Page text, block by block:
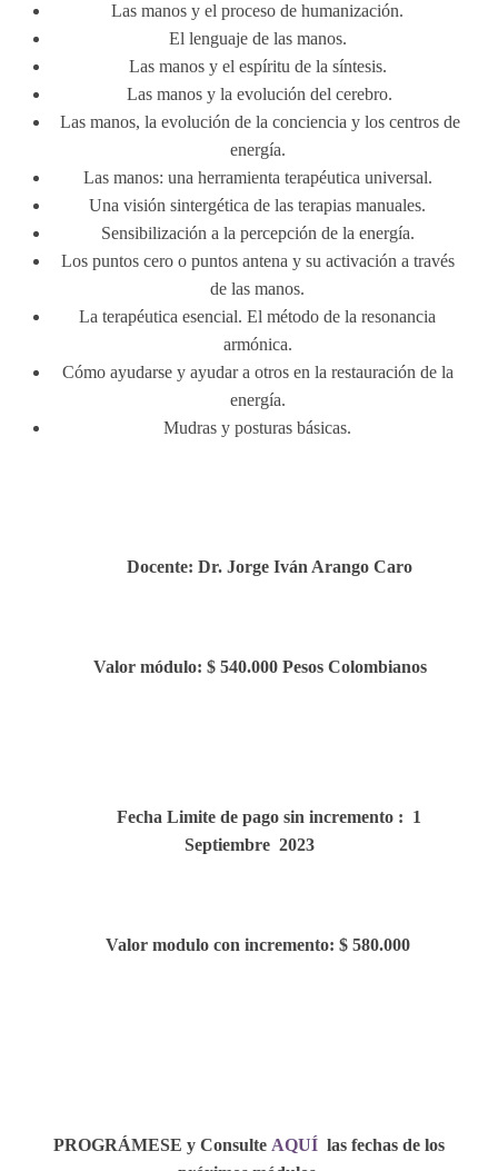
Las manos y el proceso de humanización.
El lenguaje de las manos.
Las manos y el espíritu de la síntesis.
Las manos y la evolución del cerebro.
Las manos, la evolución de la conciencia y los centros de
energía.
Las manos: una herramienta terapéutica universal.
Una visión sintergética de las terapias manuales.
Sensibilización a la percepción de la energía.
Los puntos cero o puntos antena y su activación a través
de las manos.
La terapéutica esencial. El método de la resonancia
armónica.
Cómo ayudarse y ayudar a otros en la restauración de la
energía.
Mudras y posturas básicas.
Docente: Dr. Jorge Iván Arango Caro
Valor módulo: $ 540.000 Pesos Colombianos
Fecha Limite de pago sin incremento : 1
Septiembre 2023
Valor modulo con incremento: $ 580.000
PROGRÁMESE y Consulte AQUÍ las fechas de los